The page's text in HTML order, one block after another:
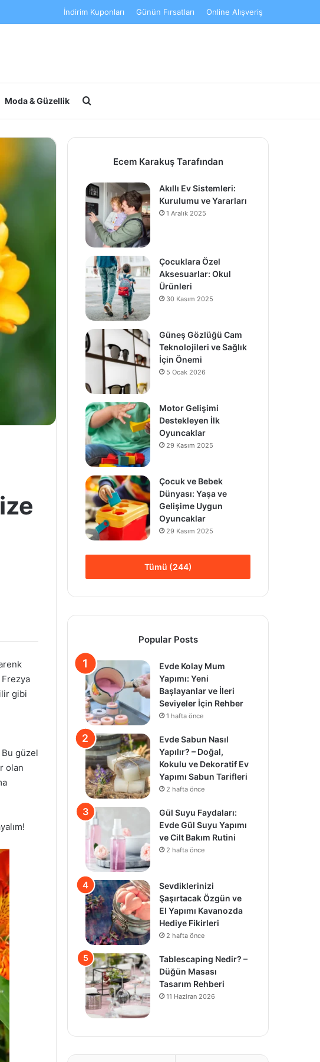
İndirim Kuponları Günün Fırsatları Online Alışveriş
Moda & Güzellik Arama yap ...
Frezya
gibi
güzel
olan
Ecem Karakuş Tarafından
Akıllı Ev Sistemleri:
Kurulumu ve Yararları
1 Aralık 2025
Çocuklara Özel
Aksesuarlar: Okul
Ürünleri
30 Kasım 2025
Güneş Gözlüğü Cam
Teknolojileri ve Sağlık
İçin Önemi
5 Ocak 2026
Motor Gelişimi
Destekleyen İlk
Oyuncaklar
29 Kasım 2025
Çocuk ve Bebek
Dünyası: Yaşa ve
Gelişime Uygun
Oyuncaklar
29 Kasım 2025
Tümü (244)
Popular Posts
Evde Kolay Mum
Yapımı: Yeni
Başlayanlar ve İleri
Seviyeler İçin Rehber
1 hafta önce
Evde Sabun Nasıl
Yapılır? – Doğal,
Kokulu ve Dekoratif Ev
Yapımı Sabun Tarifleri
2 hafta önce
Gül Suyu Faydaları:
Evde Gül Suyu Yapımı
ve Cilt Bakım Rutini
2 hafta önce
Sevdiklerinizi
Şaşırtacak Özgün ve
El Yapımı Kavanozda
Hediye Fikirleri
2 hafta önce
Tablescaping Nedir? –
Düğün Masası
Tasarım Rehberi
11 Haziran 2026